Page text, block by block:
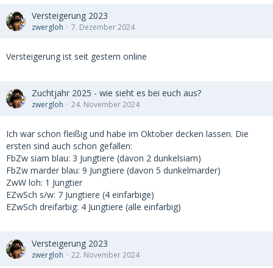
Versteigerung 2023
zwergloh 7. Dezember 2024
Versteigerung ist seit gestern online
Zuchtjahr 2025 - wie sieht es bei euch aus?
zwergloh 24. November 2024
Ich war schon fleißig und habe im Oktober decken lassen. Die
ersten sind auch schon gefallen:
FbZw siam blau: 3 Jungtiere (davon 2 dunkelsiam)
FbZw marder blau: 9 Jungtiere (davon 5 dunkelmarder)
ZwW loh: 1 Jungtier
EZwSch s/w: 7 Jungtiere (4 einfarbige)
EZwSch dreifarbig: 4 Jungtiere (alle einfarbig)
Versteigerung 2023
zwergloh 22. November 2024